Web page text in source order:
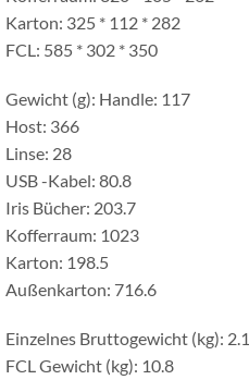
Karton: 325 * 112 * 282
FCL: 585 * 302 * 350
Gewicht (g): Handle: 117
Host: 366
Linse: 28
USB -Kabel: 80.8
Iris Bücher: 203.7
Kofferraum: 1023
Karton: 198.5
Außenkarton: 716.6
Einzelnes Bruttogewicht (kg): 2.1
FCL Gewicht (kg): 10.8